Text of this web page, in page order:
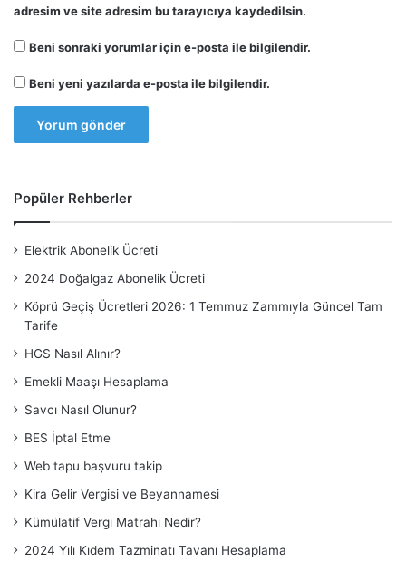
adresim ve site adresim bu tarayıcıya kaydedilsin.
Beni sonraki yorumlar için e-posta ile bilgilendir.
Beni yeni yazılarda e-posta ile bilgilendir.
Popüler Rehberler
Elektrik Abonelik Ücreti
2024 Doğalgaz Abonelik Ücreti
Köprü Geçiş Ücretleri 2026: 1 Temmuz Zammıyla Güncel Tam
Tarife
HGS Nasıl Alınır?
Emekli Maaşı Hesaplama
Savcı Nasıl Olunur?
BES İptal Etme
Web tapu başvuru takip
Kira Gelir Vergisi ve Beyannamesi
Kümülatif Vergi Matrahı Nedir?
2024 Yılı Kıdem Tazminatı Tavanı Hesaplama